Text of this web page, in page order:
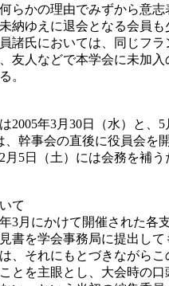
らかの理由でみずから意
納ゆえに退会となる会員
諸氏においては、同じフ
友人などで本学会に未加
。
2005年3月30日（水）と、
、幹事会の直後に役員会を
5日（土）には会務を補
て
3月にかけて開催された各
書を学会事務局に提出して
、それにもとづきながら
とを主眼とし、大会時の